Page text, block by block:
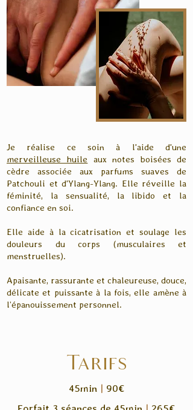
Je réalise ce soin à l'aide d'une
merveilleuse huile aux notes boisées de
cèdre associée aux parfums suaves de
Patchouli et d'Ylang-Ylang. Elle réveille la
féminité, la sensualité, la libido et la
confiance en soi.
Elle aide à la cicatrisation et soulage les
douleurs du corps (musculaires et
menstruelles).
Apaisante, rassurante et chaleureuse, douce,
délicate et puissante à la fois, elle amène à
l’épanouissement personnel.
Tarifs
45min| 90€